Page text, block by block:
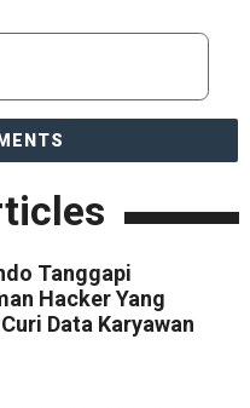
Tanggapi
Hacker Yang
Data Karyawan